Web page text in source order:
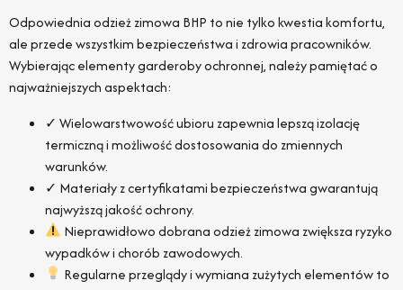
Odpowiednia odzież zimowa BHP to nie tylko kwestia komfortu,
ale przede wszystkim bezpieczeństwa i zdrowia pracowników.
Wybierając elementy garderoby ochronnej, należy pamiętać o
najważniejszych aspektach:
✓ Wielowarstwowość ubioru zapewnia lepszą izolację
termiczną i możliwość dostosowania do zmiennych
warunków.
✓ Materiały z certyfikatami bezpieczeństwa gwarantują
najwyższą jakość ochrony.
Nieprawidłowo dobrana odzież zimowa zwiększa ryzyko
wypadków i chorób zawodowych.
Regularne przeglądy i wymiana zużytych elementów to